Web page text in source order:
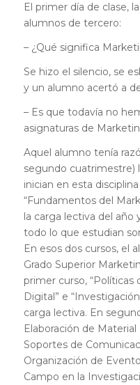
El primer día de clase,
alumnos de tercero:
– ¿Qué significa
Se hizo el silencio, se
y un alumno acertó a
– Es que todavía no
asignaturas de
Aquel alumno tenía
segundo cuatrimestre)
inician en esta
“Fundamentos del
la carga lectiva del año
todo lo que estudian
En esos dos cursos, el
Grado Superior
primer curso, “Políticas
Digital” e
carga lectiva. En
Elaboración de
Soportes de
Organización de
Campo en la